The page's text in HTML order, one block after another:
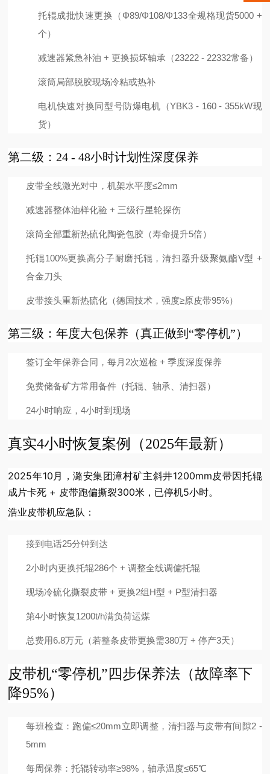
托辊成批快速更换（Φ89/Φ108/Φ133全规格现货5000 +
个）
减速器紧急补油 + 更换损坏轴承（23222 - 22332常备）
滚筒局部脱胶现场冷粘或热补
电机快速对换同型号防爆电机（YBK3 - 160 - 355kW现
货）
第二级：24 - 48小时计划性深度保养
皮带全线激光对中，机架水平度≤2mm
减速器整体油样化验 + 三级行星轮探伤
滚筒全部重新热硫化陶瓷包胶（寿命提升5倍）
托辊100%更换高分子耐磨托辊，清扫器升级聚氨酯V型 +
合金刀头
皮带接头重新热硫化（德国技术，强度≥原皮带95%）
第三级：年度大包保养（真正做到“零停机”）
签订全年保养合同，每月2次巡检 + 季度深度保养
免费储备矿方常用备件（托辊、轴承、清扫器）
24小时响应，4小时到现场
真实4小时恢复案例（2025年最新）
2025年10月，潞安集团漳村矿主斜井1200mm皮带因托辊
成片卡死 + 皮带跑偏撕裂300米，已停机5小时。
浩业皮带机应急队：
接到电话25分钟到达
2小时内更换托辊286个 + 调整全线调偏托辊
现场冷硫化撕裂皮带 + 更换2组H型 + P型清扫器
第4小时恢复1200t/h满负荷运煤
总费用6.8万元（若整条皮带更换需380万 + 停产3天）
皮带机“零停机”四步保养法（故障率下
降95%）
每班检查：跑偏≤20mm立即调整，清扫器与皮带有间隙2 -
5mm
每周保养：托辊转动率≥98%，轴承温度≤65℃